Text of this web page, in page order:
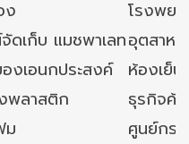
ง
โรงพย
เก็บ แมชพาเลทอุตสาหก
งเอนกประสงค์
ห้องเย็
พลาสติก
ธุรกิจค้
ม
ศูนย์กร